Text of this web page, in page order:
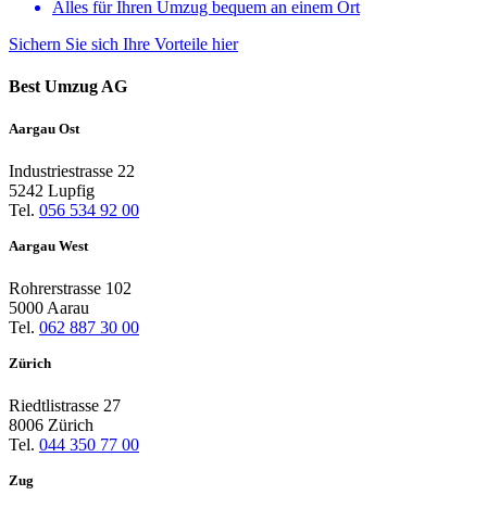
Alles für Ihren Umzug bequem an einem Ort
Sichern Sie sich Ihre Vorteile hier
Best Umzug AG
Aargau Ost
Industriestrasse 22
5242 Lupfig
Tel. 056 534 92 00
Aargau West
Rohrerstrasse 102
5000 Aarau
Tel. 062 887 30 00
Zürich
Riedtlistrasse 27
8006 Zürich
Tel. 044 350 77 00
Zug